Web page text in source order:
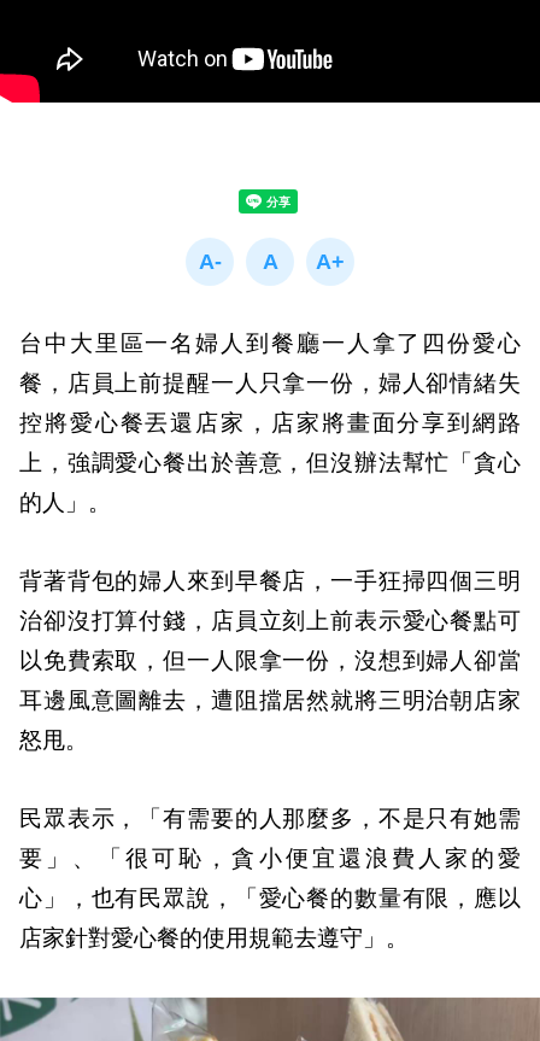
台中大里區一名婦人到餐廳一人拿了四份愛心
餐，店員上前提醒一人只拿一份，婦人卻情緒失
控將愛心餐丟還店家，店家將畫面分享到網路
上，強調愛心餐出於善意，但沒辦法幫忙「貪心
的人」。
背著背包的婦人來到早餐店，一手狂掃四個三明
治卻沒打算付錢，店員立刻上前表示愛心餐點可
以免費索取，但一人限拿一份，沒想到婦人卻當
耳邊風意圖離去，遭阻擋居然就將三明治朝店家
怒甩。
民眾表示，「有需要的人那麼多，不是只有她需
要」、「很可恥，貪小便宜還浪費人家的愛
心」，也有民眾說，「愛心餐的數量有限，應以
店家針對愛心餐的使用規範去遵守」。